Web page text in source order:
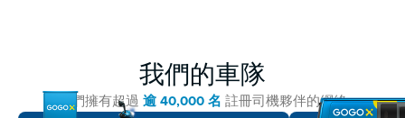
我們的車隊
我們擁有超過 逾 40,000 名 註冊司機夥伴的網絡